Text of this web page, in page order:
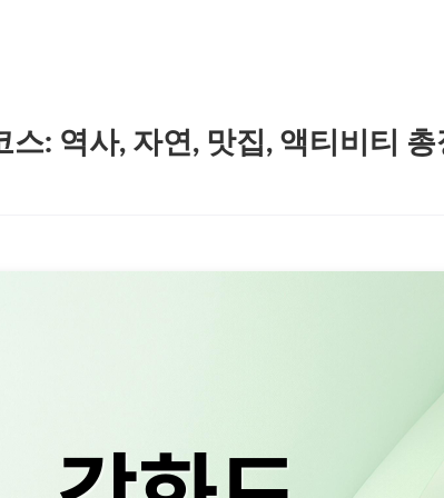
스: 역사, 자연, 맛집, 액티비티